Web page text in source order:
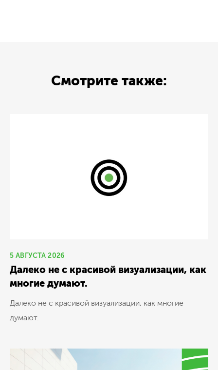
Смотрите также:
5 АВГУСТА 2026
Далеко не с красивой визуализации, как
многие думают.
Далеко не с красивой визуализации, как многие
думают.